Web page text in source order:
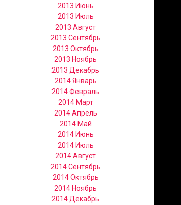
2013 Июнь
2013 Июль
2013 Август
2013 Сентябрь
2013 Октябрь
2013 Ноябрь
2013 Декабрь
2014 Январь
2014 Февраль
2014 Март
2014 Апрель
2014 Май
2014 Июнь
2014 Июль
2014 Август
2014 Сентябрь
2014 Октябрь
2014 Ноябрь
2014 Декабрь